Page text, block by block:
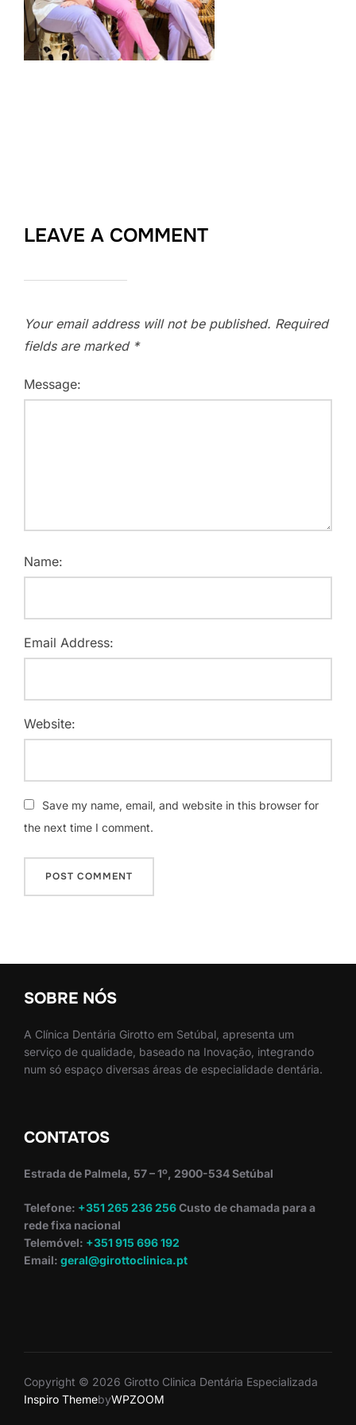
LEAVE A COMMENT
Your email address will not be published. Required
fields are marked *
Message:
Name:
Email Address:
Website:
Save my name, email, and website in this browser for
the next time I comment.
SOBRE NÓS
A Clínica Dentária Girotto em Setúbal, apresenta um
serviço de qualidade, baseado na Inovação, integrando
num só espaço diversas áreas de especialidade dentária.
CONTATOS
Estrada de Palmela, 57 – 1º, 2900-534 Setúbal
Telefone: +351 265 236 256Custo de chamada para a
rede fixa nacional
Telemóvel: +351 915 696 192
Email: geral@girottoclinica.pt
Copyright © 2026 Girotto Clinica Dentária Especializada
Inspiro ThemebyWPZOOM